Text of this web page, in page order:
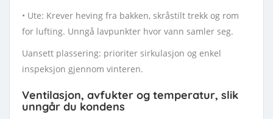
• Ute: Krever heving fra bakken, skråstilt trekk og rom
for lufting. Unngå lavpunkter hvor vann samler seg.
Uansett plassering: prioriter sirkulasjon og enkel
inspeksjon gjennom vinteren.
Ventilasjon, avfukter og temperatur, slik
unngår du kondens